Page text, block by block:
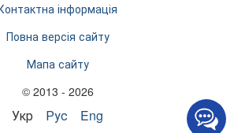
інформація
Повна версія сайту
Мапа сайту
© 2013 - 2026
Укр Рус Eng